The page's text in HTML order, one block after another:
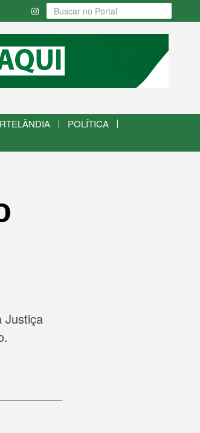
POLÍTICA
Justiça